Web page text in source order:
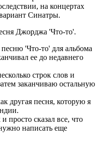
на концертах
Синатры.
Джорджа 'Что-то'.
'Что-то' для альбома
ее до недавнего
строк слов и
заканчиваю остальную
другая песня, которую я
просто сказал все, что
написать еще